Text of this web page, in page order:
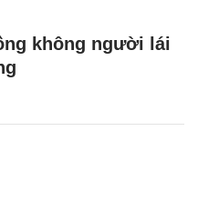
không người lái